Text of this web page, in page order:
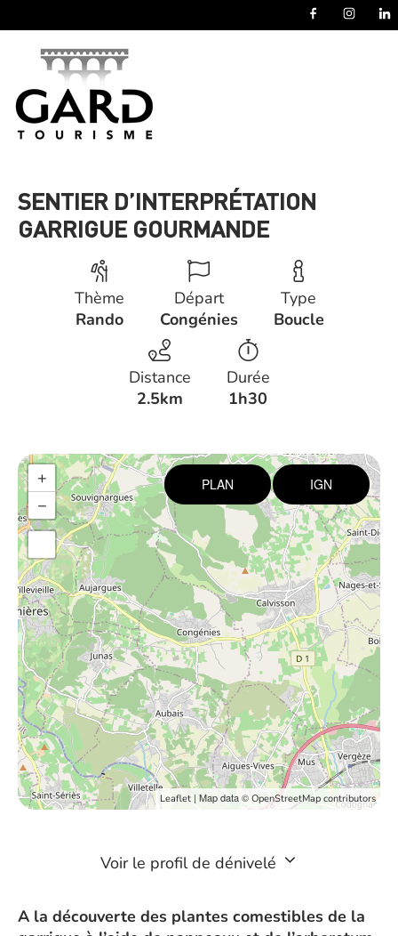
SENTIER D’INTERPRÉTATION
GARRIGUE GOURMANDE
Thème
Rando
Départ
Congénies
Type
Boucle
Distance
2.5km
Durée
1h30
+
−
PLAN IGN
Leaflet | Map data © OpenStreetMap contributors
Voir le profil de dénivelé
A la découverte des plantes comestibles de la